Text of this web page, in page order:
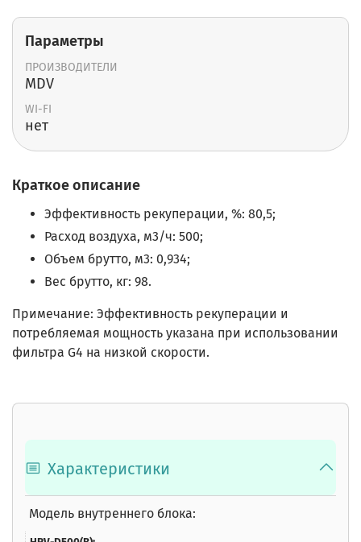
Параметры
ПРОИЗВОДИТЕЛИ
MDV
WI-FI
нет
Краткое описание
Эффективность рекуперации, %: 80,5;
Расход воздуха, м3/ч: 500;
Объем брутто, м3: 0,934;
Вес брутто, кг: 98.
Примечание: Эффективность рекуперации и
потребляемая мощность указана при использовании
фильтра G4 на низкой скорости.
Характеристики
Модель внутреннего блока: